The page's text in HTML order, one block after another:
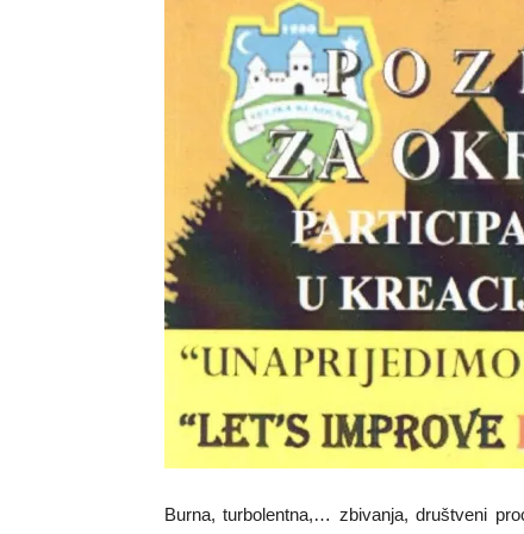
Burna, turbolentna,… zbivanja, društveni